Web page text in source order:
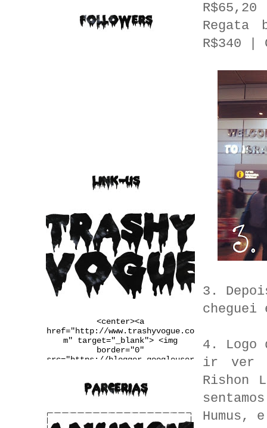
R$65,20
Regata
R$340 |
3.
cheguei
4. Logo
ir ver o
Rishon
<center><a
href="http://www.trashyvogue.co
m" target="_blank"> <img
border="0"
src="https://blogger.googleuser
u3wSj4vLaL0MiWcMlkIIq9N34UaFq6Q
2PRlYxiF4jDxtfiTugVHzJnj1Ba6pxQ
__FSINM8VGJk_Qmcvbc6_ws4rbqoBF5